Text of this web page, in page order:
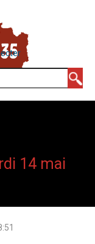
14 mai